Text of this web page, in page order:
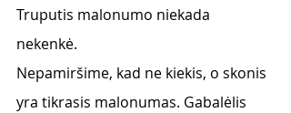
Truputis malonumo niekada
nekenkė.
Nepamiršime, kad ne kiekis, o skonis
yra tikrasis malonumas. Gabalėlis